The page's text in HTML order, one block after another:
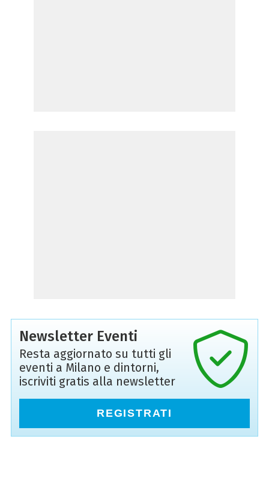
Newsletter Eventi
Resta aggiornato su tutti gli
eventi a Milano e dintorni,
iscriviti gratis alla newsletter
REGISTRATI